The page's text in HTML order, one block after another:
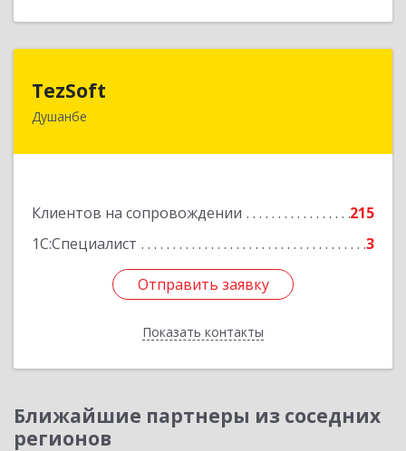
TezSoft
Душанбе
Клиентов на сопровождении
215
1С:Специалист
3
Отправить заявку
Показать контакты
Таджикистан, г. Душанбе, ул. Дружбы народов,
Отправить заявку
Назад
Ближайшие партнеры из соседних
регионов